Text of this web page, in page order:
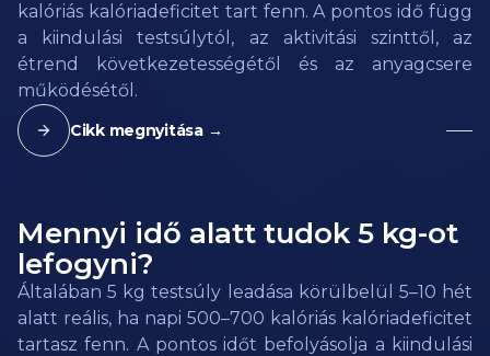
kalóriás kalóriadeficitet tart fenn. A pontos idő függ
a kiindulási testsúlytól, az aktivitási szinttől, az
étrend következetességétől és az anyagcsere
működésétől.
Cikk megnyitása →
Mennyi idő alatt tudok 5 kg-ot
lefogyni?
Általában 5 kg testsúly leadása körülbelül 5–10 hét
alatt reális, ha napi 500–700 kalóriás kalóriadeficitet
tartasz fenn. A pontos időt befolyásolja a kiindulási